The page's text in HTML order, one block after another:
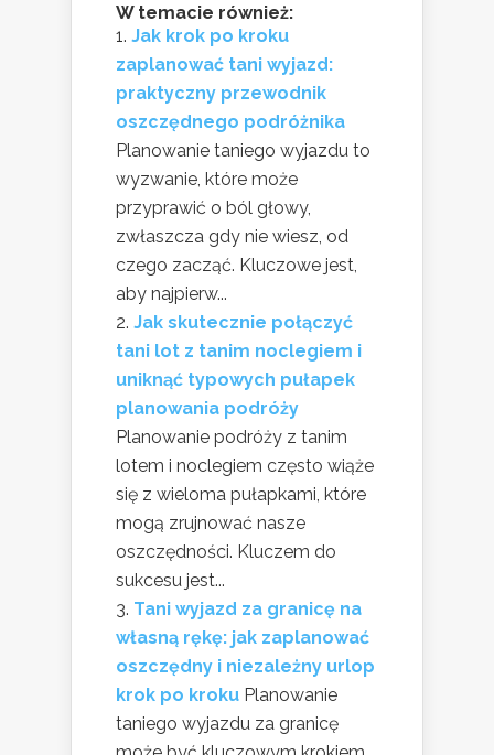
W temacie również:
Jak krok po kroku
zaplanować tani wyjazd:
praktyczny przewodnik
oszczędnego podróżnika
Planowanie taniego wyjazdu to
wyzwanie, które może
przyprawić o ból głowy,
zwłaszcza gdy nie wiesz, od
czego zacząć. Kluczowe jest,
aby najpierw...
Jak skutecznie połączyć
tani lot z tanim noclegiem i
uniknąć typowych pułapek
planowania podróży
Planowanie podróży z tanim
lotem i noclegiem często wiąże
się z wieloma pułapkami, które
mogą zrujnować nasze
oszczędności. Kluczem do
sukcesu jest...
Tani wyjazd za granicę na
własną rękę: jak zaplanować
oszczędny i niezależny urlop
krok po kroku Planowanie
taniego wyjazdu za granicę